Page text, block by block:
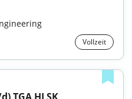
Vollzeit